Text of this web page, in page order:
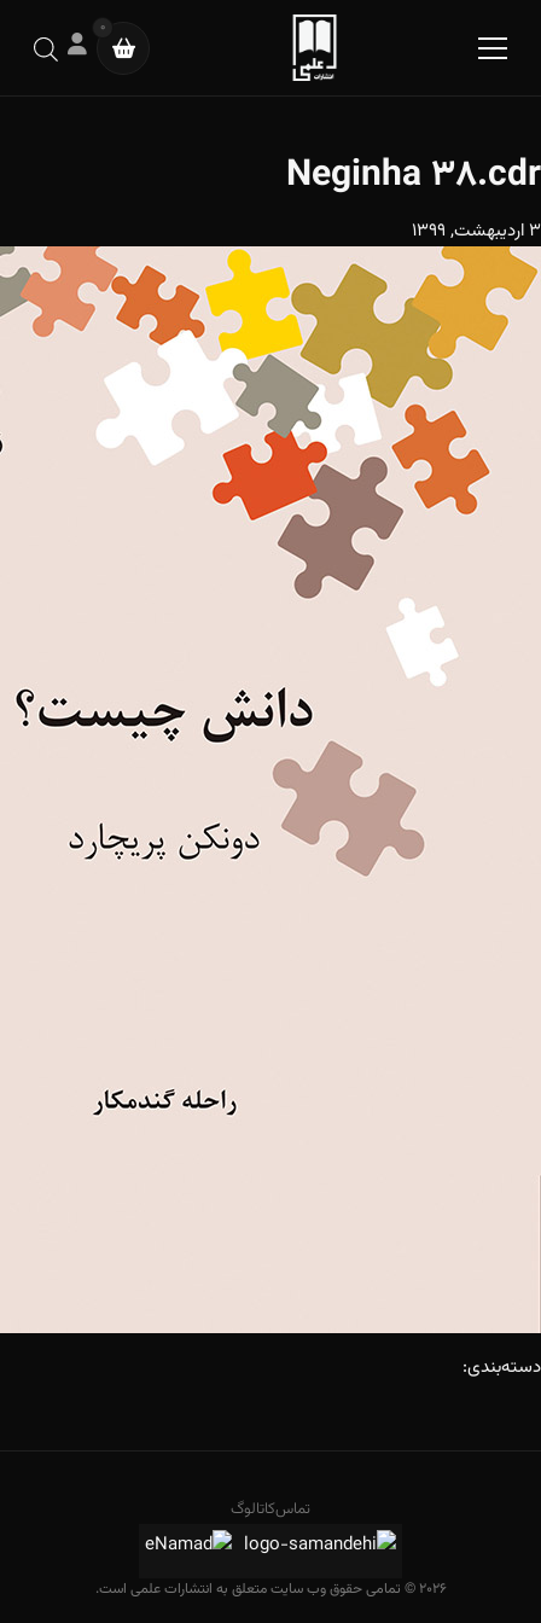
0
Neginha 38.cdr
3 اردیبهشت, 1399
دسته‌بندی:
تماسکاتالوگ
2026 © تمامی حقوق وب سایت متعلق به انتشارات علمی است.